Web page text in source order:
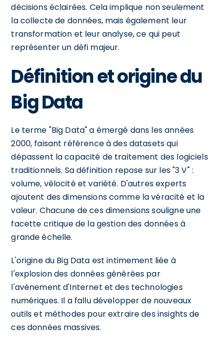
décisions éclairées. Cela implique non seulement
la collecte de données, mais également leur
transformation et leur analyse, ce qui peut
représenter un défi majeur.
Définition et origine du
Big Data
Le terme "Big Data" a émergé dans les années
2000, faisant référence à des datasets qui
dépassent la capacité de traitement des logiciels
traditionnels. Sa définition repose sur les "3 V" :
volume, vélocité et variété. D'autres experts
ajoutent des dimensions comme la véracité et la
valeur. Chacune de ces dimensions souligne une
facette critique de la gestion des données à
grande échelle.
L'origine du Big Data est intimement liée à
l'explosion des données générées par
l'avènement d'Internet et des technologies
numériques. Il a fallu développer de nouveaux
outils et méthodes pour extraire des insights de
ces données massives.